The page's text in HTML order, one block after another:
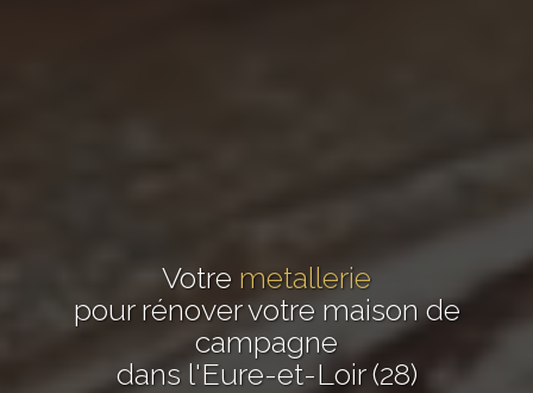
Votre metallerie
pour rénover votre maison de
campagne
dans l'Eure-et-Loir (28)